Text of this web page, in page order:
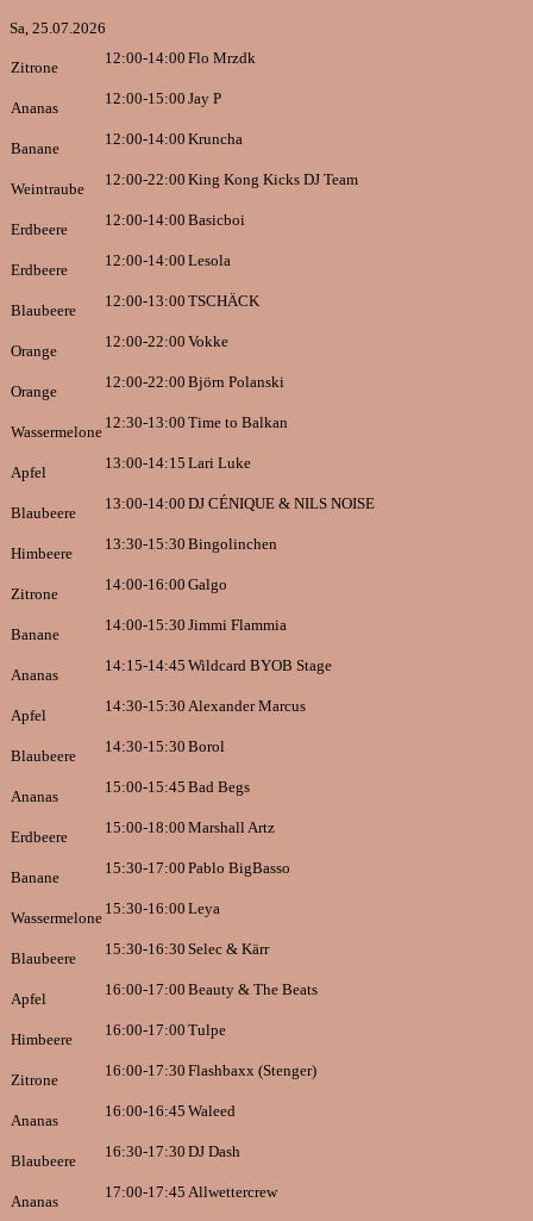
Sa, 25.07.2026
Zitrone
12:00-14:00 Flo Mrzdk
Ananas
12:00-15:00 Jay P
Banane
12:00-14:00 Kruncha
Weintraube
12:00-22:00 King Kong Kicks DJ Team
Erdbeere
12:00-14:00 Basicboi
Erdbeere
12:00-14:00 Lesola
Blaubeere
12:00-13:00 TSCHÄCK
Orange
12:00-22:00 Vokke
Orange
12:00-22:00 Björn Polanski
Wassermelone
12:30-13:00 Time to Balkan
Apfel
13:00-14:15 Lari Luke
Blaubeere
13:00-14:00 DJ CÉNIQUE & NILS NOISE
Himbeere
13:30-15:30 Bingolinchen
Zitrone
14:00-16:00 Galgo
Banane
14:00-15:30 Jimmi Flammia
Ananas
14:15-14:45 Wildcard BYOB Stage
Apfel
14:30-15:30 Alexander Marcus
Blaubeere
14:30-15:30 Borol
Ananas
15:00-15:45 Bad Begs
Erdbeere
15:00-18:00 Marshall Artz
Banane
15:30-17:00 Pablo BigBasso
Wassermelone
15:30-16:00 Leya
Blaubeere
15:30-16:30 Selec & Kärr
Apfel
16:00-17:00 Beauty & The Beats
Himbeere
16:00-17:00 Tulpe
Zitrone
16:00-17:30 Flashbaxx (Stenger)
Ananas
16:00-16:45 Waleed
Blaubeere
16:30-17:30 DJ Dash
Ananas
17:00-17:45 Allwettercrew